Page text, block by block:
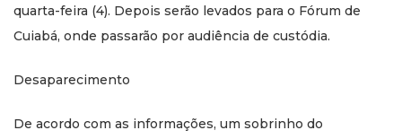
quarta-feira (4). Depois serão levados para o Fórum de
Cuiabá, onde passarão por audiência de custódia.
Desaparecimento
De acordo com as informações, um sobrinho do